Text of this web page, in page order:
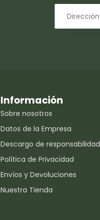
Información
Sobre nosotros
Datos de la Empresa
Descargo de responsabilidad
Política de Privacidad
Envíos y Devoluciones
Nuestra Tienda